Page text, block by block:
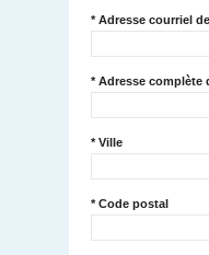
*Adresse courriel
*Adresse complète
*Ville
*Code postal